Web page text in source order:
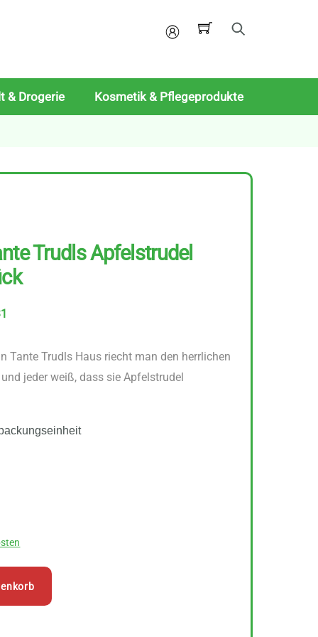
Mein
& Drogerie Kosmetik & Pflegeprodukte
Trudls Apfelstrudel
Tante Trudls Haus riecht man den herrlichen
jeder weiß, dass sie Apfelstrudel